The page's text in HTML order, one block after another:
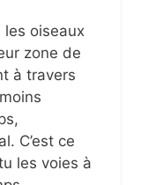
les oiseaux
zone de
à travers
C’est ce
les voies à